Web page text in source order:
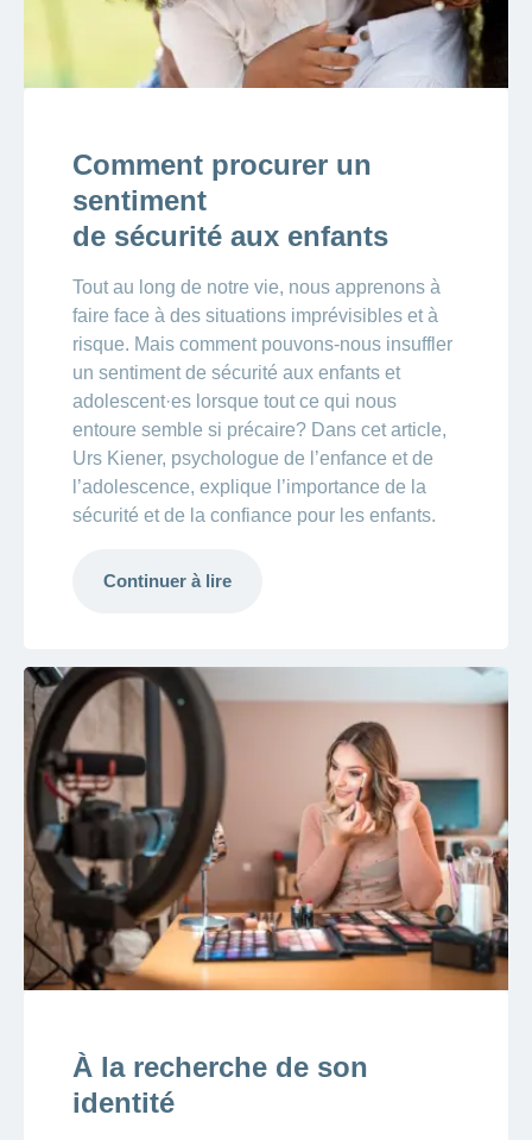
Comment procurer un
sentiment
de sécurité aux enfants
Tout au long de notre vie, nous apprenons à
faire face à des situations imprévisibles et à
risque. Mais comment pouvons-nous insuffler
un sentiment de sécurité aux enfants et
adolescent·es lorsque tout ce qui nous
entoure semble si précaire? Dans cet article,
Urs Kiener, psychologue de l’enfance et de
l’adolescence, explique l’importance de la
sécurité et de la confiance pour les enfants.
Continuer à lire
À la recherche de son
identité